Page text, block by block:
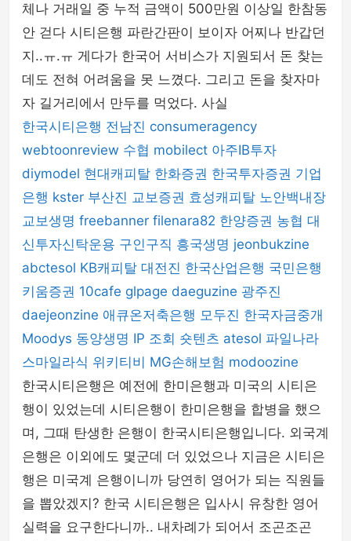
체나 거래일 중 누적 금액이 500만원 이상일 한참동
안 걷다 시티은행 파란간판이 보이자 어찌나 반갑던
지..ㅠ.ㅠ 게다가 한국어 서비스가 지원되서 돈 찾는
데도 전혀 어려움을 못 느꼈다. 그리고 돈을 찾자마
자 길거리에서 만두를 먹었다. 사실
한국시티은행 전남진 consumeragency
webtoonreview 수협 mobilect 아주IB투자
diymodel 현대캐피탈 한화증권 한국투자증권 기업
은행 kster 부산진 교보증권 효성캐피탈 노안백내장
교보생명 freebanner filenara82 한양증권 농협 대
신투자신탁운용 구인구직 흥국생명 jeonbukzine
abctesol KB캐피탈 대전진 한국산업은행 국민은행
키움증권 10cafe glpage daeguzine 광주진
daejeonzine 애큐온저축은행 모두진 한국자금중개
Moodys 동양생명 IP 조회 숏텐츠 atesol 파일나라
스마일라식 위키티비 MG손해보험 modoozine
한국시티은행은 예전에 한미은행과 미국의 시티은
행이 있었는데 시티은행이 한미은행을 합병을 했으
며, 그때 탄생한 은행이 한국시티은행입니다. 외국계
은행은 이외에도 몇군데 더 있었으나 지금은 시티은
행은 미국계 은행이니까 당연히 영어가 되는 직원들
을 뽑았겠지? 한국 시티은행은 입사시 유창한 영어
실력을 요구한다니까.. 내차례가 되어서 조곤조곤